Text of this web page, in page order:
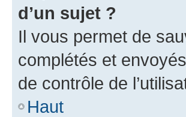
d’un sujet ?
Il vous permet de
complétés et
de contrôle de
Haut